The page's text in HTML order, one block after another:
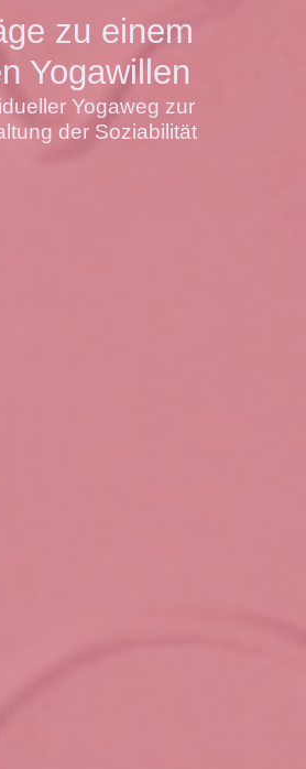
zu einem
Yogawillen
Yogaweg zur
der Soziabilität